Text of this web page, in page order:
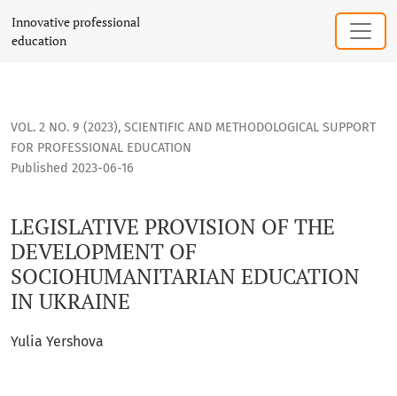
LEGISLATIVE PROVISION OF THE DEVELOPMENT OF
Innovative professional
education
VOL. 2 NO. 9 (2023), SCIENTIFIC AND METHODOLOGICAL SUPPORT
FOR PROFESSIONAL EDUCATION
LEGISLATIVE PROVISION OF THE
DEVELOPMENT OF
SOCIOHUMANITARIAN EDUCATION
IN UKRAINE
Published 2023-06-16
Yulia Yershova